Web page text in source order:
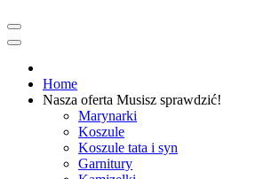
Home
Nasza oferta Musisz sprawdzić!
Marynarki
Koszule
Koszule tata i syn
Garnitury